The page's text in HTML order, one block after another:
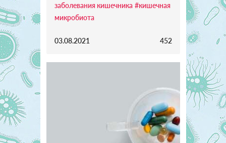
заболевания кишечника #кишечная
микробиота
03.08.2021 452